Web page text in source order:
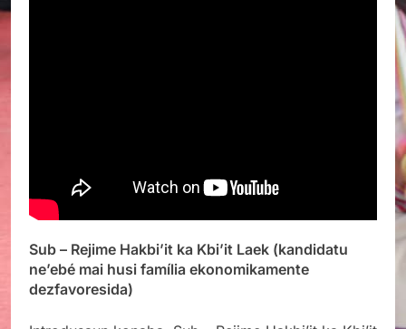
Sub – Rejime Hakbi’it ka Kbi’it Laek (kandidatu
ne’ebé mai husi família ekonomikamente
dezfavoresida)